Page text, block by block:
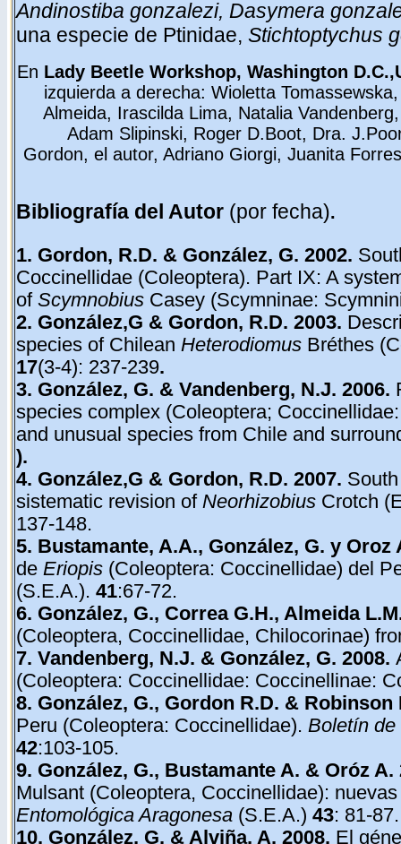
Andinostiba gonzalezi, Dasymera
una especie de Ptinidae, Stichtoptychus
En Lady Beetle Workshop, Washington
izquierda a derecha: Wioletta
Almeida, Irascilda Lima, Natalia
Adam Slipinski, Roger D.Boot, Dra.
Gordon, el autor, Adriano Giorgi, Juanita
Bibliografía del Autor (por fecha).
1. Gordon, R.D. & González, G. 2002.
Coccinellidae (Coleoptera). Part IX: A
of Scymnobius Casey (Scymninae:
2. González,G & Gordon, R.D. 2003.
species of Chilean Heterodiomus Bréthes
17(3-4): 237-239.
3. González, G. & Vandenberg, N.J. 2006.
species complex (Coleoptera;
and unusual species from Chile and
).
4. González,G & Gordon, R.D. 2007.
sistematic revision of Neorhizobius Crotch
137-148.
5. Bustamante, A.A., González, G. y Oroz
de Eriopis (Coleoptera: Coccinellidae) del
(S.E.A.). 41:67-72.
6. González, G., Correa G.H., Almeida
(Coleoptera, Coccinellidae, Chilocorinae)
7. Vandenberg, N.J. & González, G. 2008.
(Coleoptera: Coccinellidae: Coccinellinae:
8. González, G., Gordon R.D. &
Peru (Coleoptera: Coccinellidae). Boletín de
42:103-105.
9. González, G., Bustamante A. & Oróz A.
Mulsant (Coleoptera, Coccinellidae):
Entomológica Aragonesa (S.E.A.) 43: 81-87.
10. González, G. & Alviña, A. 2008. El